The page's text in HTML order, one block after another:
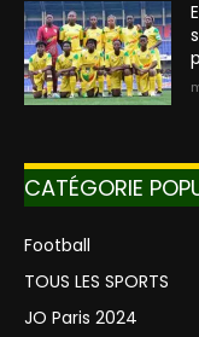
CATÉGORIE
Football
TOUS LES SPORTS
JO Paris 2024